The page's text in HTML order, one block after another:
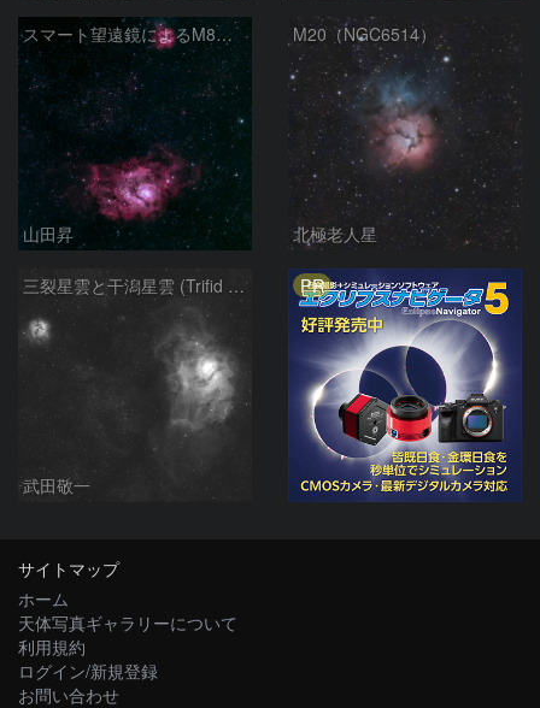
スマート望遠鏡によるM8とM20
山田昇
M20（NGC6514）
北極老人星
三裂星雲と干潟星雲 (Trifid & Lagoon Nebulas)
武田敬一
PR
サイトマップ
ホーム
天体写真ギャラリーについて
利用規約
ログイン/新規登録
お問い合わせ